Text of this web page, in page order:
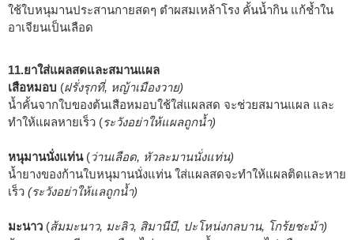
ใช้ใบหนุมานประสานกายสดๆ ตำผสมเหล้าโรง คั้นน้ำกิน แก้ช้ำใน
อาเจียนเป็นเลือด
11.ยาใส่แผลสดและสมานแผล
เสือหมอบ (ฝรั่งรุกที่, หญ้าเมืองวาย)
น้ำคั้นจากใบของต้นเสือหมอบใช้ใส่แผลสด จะช่วยสมานแผล และ
ทำให้แผลหายเร็ว (ระวังอย่าให้แผลถูกน้ำ)
หนุมานนั่งแท่น(ว่านเลือด, หัวละมานนั่งแท่น)
น้ำยางของก้านใบหนุมานนั่งแท่น ใส่แผลสดจะทำให้แผลติดและหาย
เร็ว (ระวังอย่าให้แลถูกน้ำ)
มะนาว (ส้มมะนาว, มะลิว, สิมานีบี, ปะโหน่งกลบาน, โกร้ยชะม้า)